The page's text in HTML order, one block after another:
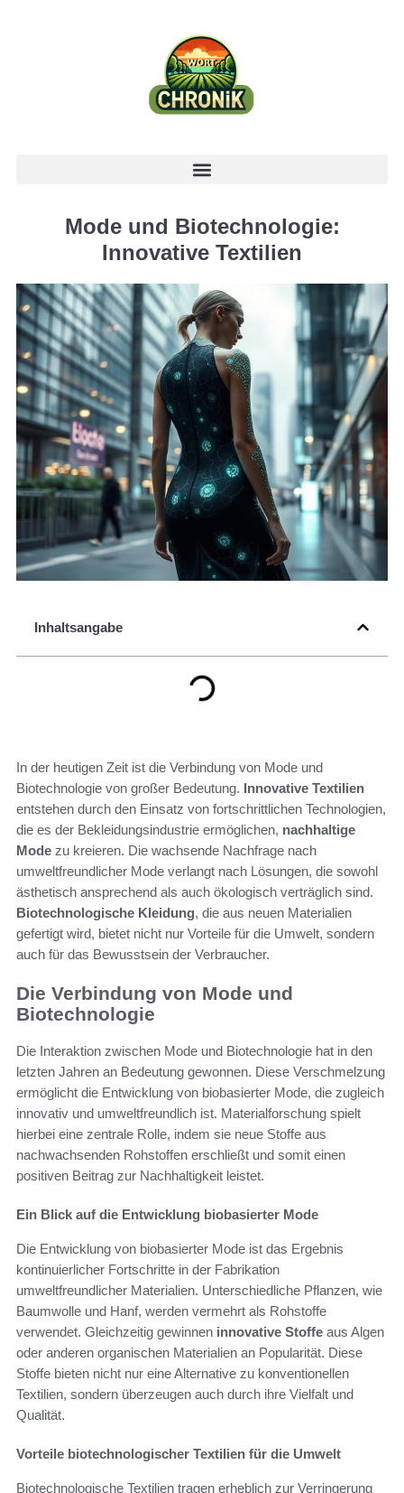
Mode und Biotechnologie:
Innovative Textilien
Inhaltsangabe
In der heutigen Zeit ist die Verbindung von Mode und
Biotechnologie von großer Bedeutung. Innovative Textilien
entstehen durch den Einsatz von fortschrittlichen Technologien,
die es der Bekleidungsindustrie ermöglichen, nachhaltige
Mode zu kreieren. Die wachsende Nachfrage nach
umweltfreundlicher Mode verlangt nach Lösungen, die sowohl
ästhetisch ansprechend als auch ökologisch verträglich sind.
Biotechnologische Kleidung, die aus neuen Materialien
gefertigt wird, bietet nicht nur Vorteile für die Umwelt, sondern
auch für das Bewusstsein der Verbraucher.
Die Verbindung von Mode und
Biotechnologie
Die Interaktion zwischen Mode und Biotechnologie hat in den
letzten Jahren an Bedeutung gewonnen. Diese Verschmelzung
ermöglicht die Entwicklung von biobasierter Mode, die zugleich
innovativ und umweltfreundlich ist. Materialforschung spielt
hierbei eine zentrale Rolle, indem sie neue Stoffe aus
nachwachsenden Rohstoffen erschließt und somit einen
positiven Beitrag zur Nachhaltigkeit leistet.
Ein Blick auf die Entwicklung biobasierter Mode
Die Entwicklung von biobasierter Mode ist das Ergebnis
kontinuierlicher Fortschritte in der Fabrikation
umweltfreundlicher Materialien. Unterschiedliche Pflanzen, wie
Baumwolle und Hanf, werden vermehrt als Rohstoffe
verwendet. Gleichzeitig gewinnen innovative Stoffe aus Algen
oder anderen organischen Materialien an Popularität. Diese
Stoffe bieten nicht nur eine Alternative zu konventionellen
Textilien, sondern überzeugen auch durch ihre Vielfalt und
Qualität.
Vorteile biotechnologischer Textilien für die Umwelt
Biotechnologische Textilien tragen erheblich zur Verringerung